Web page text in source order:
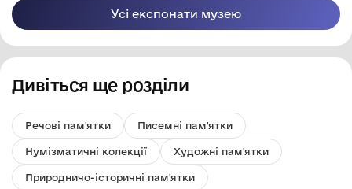
Усі експонати музею
Дивіться ще розділи
Речові пам'ятки Писемні пам'ятки
Нумізматичні колекції Художні пам'ятки
Природничо-історичні пам'ятки